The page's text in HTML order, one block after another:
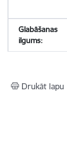
Drukāt lapu